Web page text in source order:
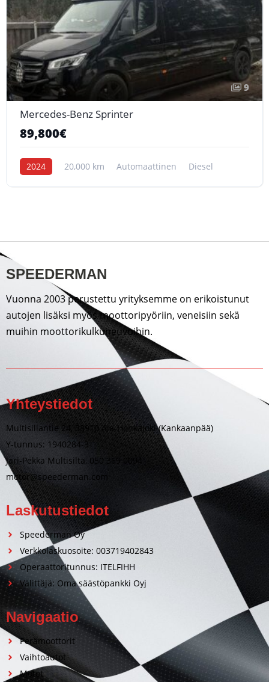
9
Mercedes-Benz Sprinter
89,800€
2024 20,000 km Automaattinen Diesel
SPEEDERMAN
Vuonna 2003 perustettu yrityksemme on erikoistunut
autojen lisäksi myös moottoripyöriin, veneisiin sekä
muihin moottorikulkuneuvoihin.
Yhteystiedot
Multisillantie 24, 38910 Ala-Honkajoki (Kankaanpää)
Y-tunnus: 1940284-3
Jari-Pekka Multisilta, 050 369 0094
motor@speederman.com
Laskutustiedot
Speederman Oy
Verkkolaskuosoite: 003719402843
Operaattoritunnus: ITELFIHH
Välittäjä: Oma säästöpankki Oyj
Navigaatio
Perämoottorit
Vaihtoautot
Motot